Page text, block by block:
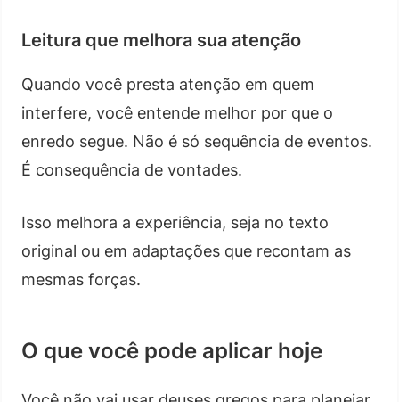
Leitura que melhora sua atenção
Quando você presta atenção em quem
interfere, você entende melhor por que o
enredo segue. Não é só sequência de eventos.
É consequência de vontades.
Isso melhora a experiência, seja no texto
original ou em adaptações que recontam as
mesmas forças.
O que você pode aplicar hoje